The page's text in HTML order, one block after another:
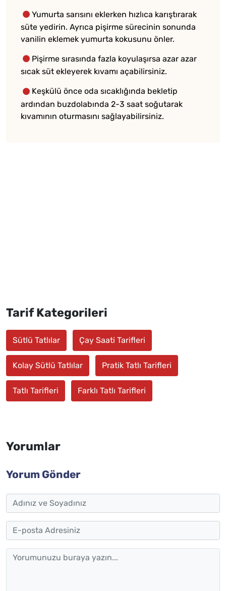
Yumurta sarısını eklerken hızlıca karıştırarak
süte yedirin. Ayrıca pişirme sürecinin sonunda
vanilin eklemek yumurta kokusunu önler.
Pişirme sırasında fazla koyulaşırsa azar azar
sıcak süt ekleyerek kıvamı açabilirsiniz.
Keşkülü önce oda sıcaklığında bekletip
ardından buzdolabında 2-3 saat soğutarak
kıvamının oturmasını sağlayabilirsiniz.
Tarif Kategorileri
Sütlü Tatlılar Çay Saati Tarifleri
Kolay Sütlü Tatlılar Pratik Tatlı Tarifleri
Tatlı Tarifleri Farklı Tatlı Tarifleri
Yorumlar
Yorum Gönder